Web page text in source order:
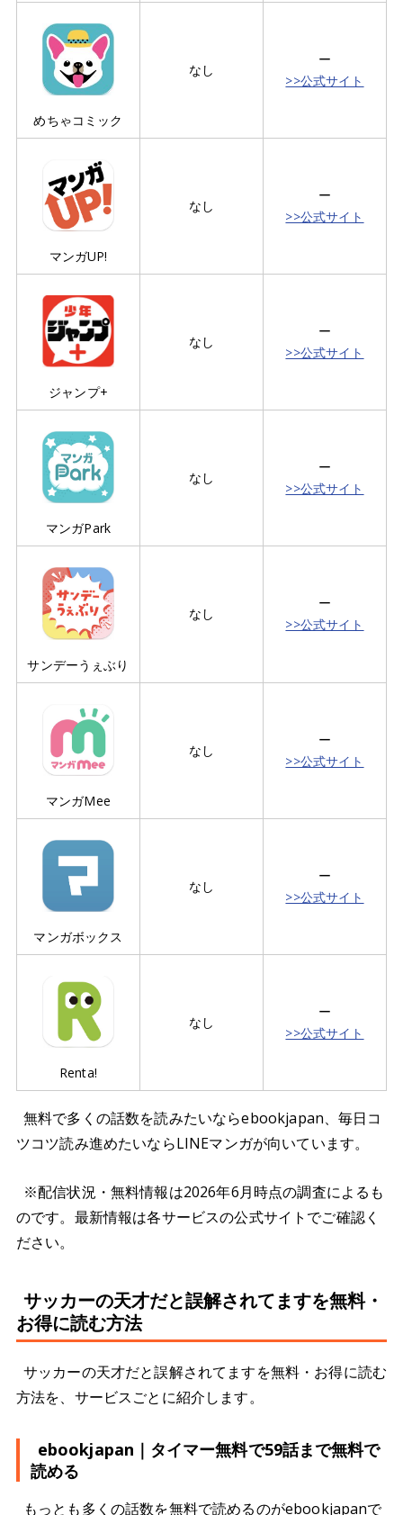
めちゃコミック
なし
ー
>>公式サイト
マンガUP!
なし
ー
>>公式サイト
ジャンプ+
なし
ー
>>公式サイト
マンガPark
なし
ー
>>公式サイト
サンデーうぇぶり
なし
ー
>>公式サイト
マンガMee
なし
ー
>>公式サイト
マンガボックス
なし
ー
>>公式サイト
Renta!
なし
ー
>>公式サイト
無料で多くの話数を読みたいならebookjapan、毎日コ
ツコツ読み進めたいならLINEマンガが向いています。
※配信状況・無料情報は2026年6月時点の調査によるも
のです。最新情報は各サービスの公式サイトでご確認く
ださい。
サッカーの天才だと誤解されてますを無料・
お得に読む方法
サッカーの天才だと誤解されてますを無料・お得に読む
方法を、サービスごとに紹介します。
ebookjapan｜タイマー無料で59話まで無料で
読める
もっとも多くの話数を無料で読めるのがebookjapanで